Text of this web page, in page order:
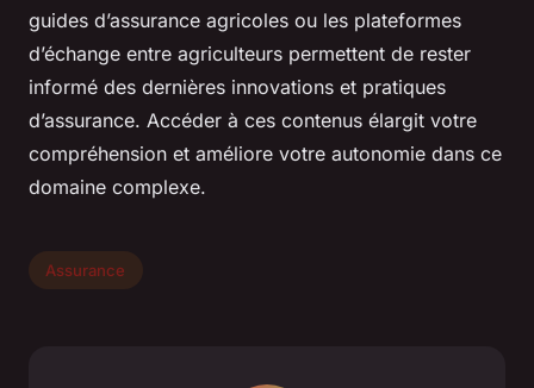
guides d’assurance agricoles ou les plateformes
d’échange entre agriculteurs permettent de rester
informé des dernières innovations et pratiques
d’assurance. Accéder à ces contenus élargit votre
compréhension et améliore votre autonomie dans ce
domaine complexe.
Assurance